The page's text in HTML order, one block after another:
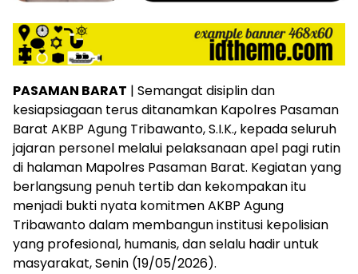
PASAMAN BARAT | Semangat disiplin dan
kesiapsiagaan terus ditanamkan Kapolres Pasaman
Barat AKBP Agung Tribawanto, S.I.K., kepada seluruh
jajaran personel melalui pelaksanaan apel pagi rutin
di halaman Mapolres Pasaman Barat. Kegiatan yang
berlangsung penuh tertib dan kekompakan itu
menjadi bukti nyata komitmen AKBP Agung
Tribawanto dalam membangun institusi kepolisian
yang profesional, humanis, dan selalu hadir untuk
masyarakat, Senin (19/05/2026).